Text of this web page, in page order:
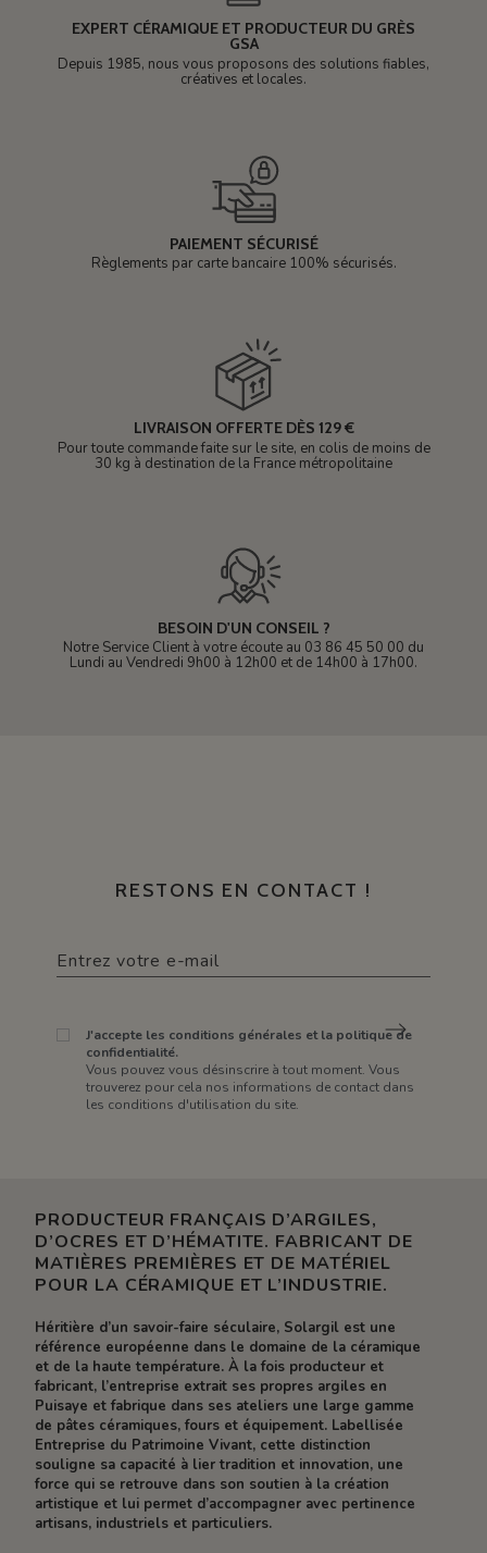
EXPERT CÉRAMIQUE ET PRODUCTEUR DU GRÈS
GSA
Depuis 1985, nous vous proposons des solutions fiables,
créatives et locales.
PAIEMENT SÉCURISÉ
Règlements par carte bancaire 100% sécurisés.
LIVRAISON OFFERTE DÈS 129 €
Pour toute commande faite sur le site, en colis de moins de
30 kg à destination de la France métropolitaine
BESOIN D'UN CONSEIL ?
Notre Service Client à votre écoute au 03 86 45 50 00 du
Lundi au Vendredi 9h00 à 12h00 et de 14h00 à 17h00.
RESTONS EN CONTACT !
J'accepte les conditions générales et la politique de
confidentialité.
Vous pouvez vous désinscrire à tout moment. Vous
trouverez pour cela nos informations de contact dans
les conditions d'utilisation du site.
PRODUCTEUR FRANÇAIS D’ARGILES,
D’OCRES ET D’HÉMATITE. FABRICANT DE
MATIÈRES PREMIÈRES ET DE MATÉRIEL
POUR LA CÉRAMIQUE ET L’INDUSTRIE.
Héritière d’un savoir-faire séculaire, Solargil est une
référence européenne dans le domaine de la céramique
et de la haute température. À la fois producteur et
fabricant, l’entreprise extrait ses propres argiles en
Puisaye et fabrique dans ses ateliers une large gamme
de pâtes céramiques, fours et équipement. Labellisée
Entreprise du Patrimoine Vivant, cette distinction
souligne sa capacité à lier tradition et innovation, une
force qui se retrouve dans son soutien à la création
artistique et lui permet d’accompagner avec pertinence
artisans, industriels et particuliers.